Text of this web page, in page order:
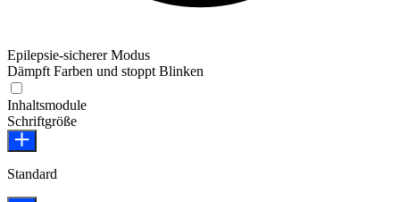
Epilepsie-sicherer Modus
Dämpft Farben und stoppt Blinken
Inhaltsmodule
Schriftgröße
Standard